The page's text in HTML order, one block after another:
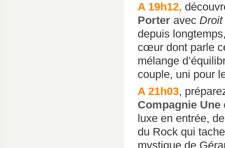
A 19h12,
Porteravec Droit
depuis
cœur dont parle
mélange
couple, uni pour
A 21h03,
Compagnie Une
luxe en entrée,
du Rock qui
mystique de